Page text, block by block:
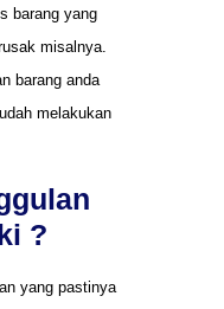
barang yang
misalnya.
barang anda
melakukan
?
yang pastinya